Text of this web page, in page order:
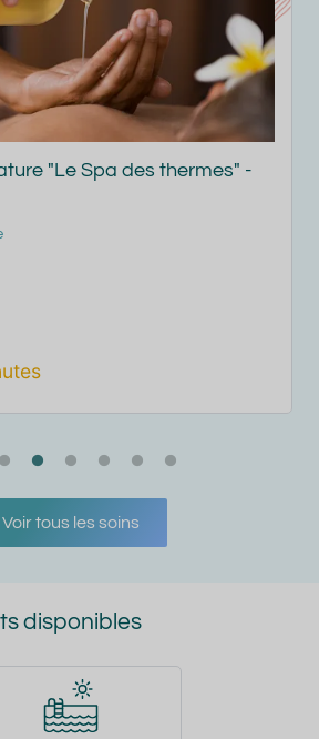
"Le Spa des thermes" -
(de 7 à 17 ans)
Voir tous les soins
disponibles